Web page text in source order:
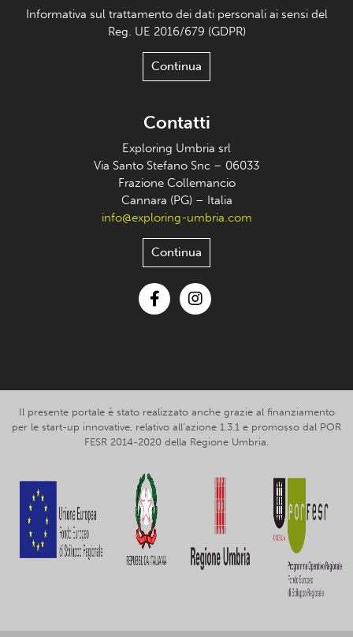
Informativa sul trattamento dei dati personali ai sensi del
Reg. UE 2016/679 (GDPR)
Continua
Contatti
Exploring Umbria srl
Via Santo Stefano Snc – 06033
Frazione Collemancio
Cannara (PG) – Italia
info@exploring-umbria.com
Continua
Il presente portale è stato realizzato anche grazie al finanziamento
per le start-up innovative, relativo all’azione 1.3.1 e promosso dal POR
FESR 2014-2020 della Regione Umbria.